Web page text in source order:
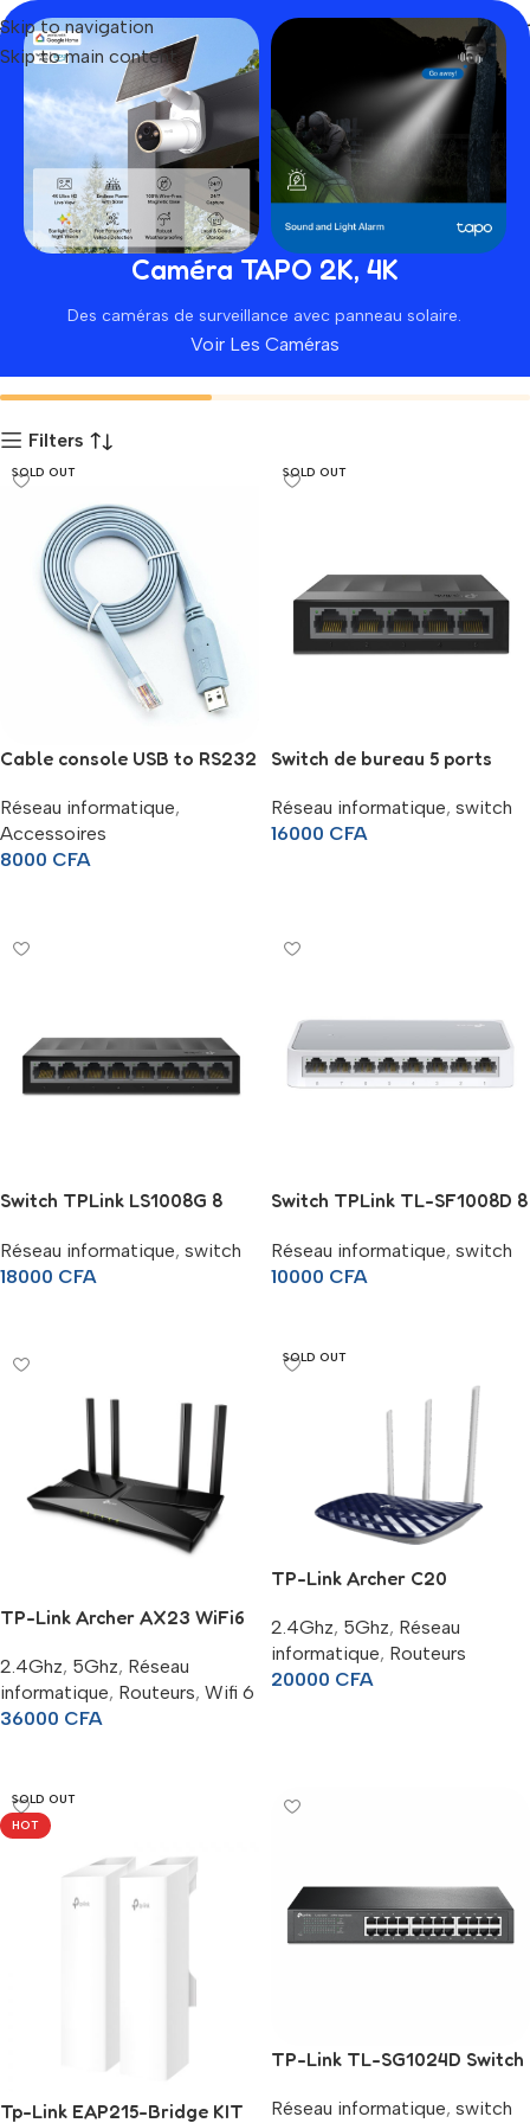
Skip to navigation
Skip to main content
Caméra TAPO 2K, 4K
Des caméras de surveillance avec panneau solaire.
Voir Les Caméras
Tp linkHome Produit
Autres Accessoires Equipements Informatiques
Filters
SOLD OUT
Cable console USB to RS232
Réseau informatique,
Accessoires
8000 CFA
SOLD OUT
Switch de bureau 5 ports
Réseau informatique, switch
16000 CFA
Switch TPLink LS1008G 8
Mbps
Réseau informatique, switch
18000 CFA
Switch TPLink TL-SF1008D 8
Réseau informatique, switch
10000 CFA
TP-Link Archer AX23 WiFi6
2.4Ghz, 5Ghz, Réseau
informatique, Routeurs, Wifi 6
36000 CFA
SOLD OUT
TP-Link Archer C20
2.4Ghz, 5Ghz, Réseau
informatique, Routeurs
20000 CFA
SOLD OUT
HOT
Tp-Link EAP215-Bridge KIT
TP-Link TL-SG1024D Switch
Réseau informatique, switch